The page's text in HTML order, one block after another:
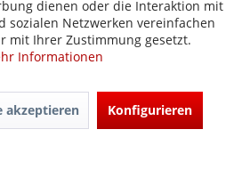
zarge.dedienen oder die Interaktion mit
sozialen Netzwerken vereinfachen
mit Ihrer Zustimmung gesetzt.
Informationen
akzeptieren Konfigurieren